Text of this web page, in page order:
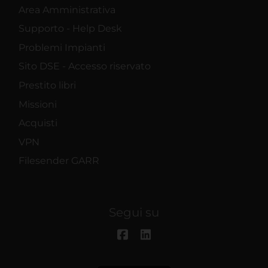
Area Amministrativa
Supporto - Help Desk
Problemi Impianti
Sito DSE - Accesso riservato
Prestito libri
Missioni
Acquisti
VPN
Filesender GARR
Segui su